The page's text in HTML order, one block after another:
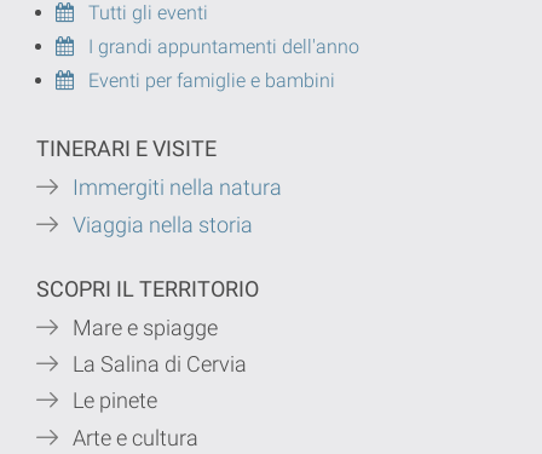
Tutti gli eventi
I grandi appuntamenti dell'anno
Eventi per famiglie e bambini
TINERARI E VISITE
Immergiti nella natura
Viaggia nella storia
SCOPRI IL TERRITORIO
Mare e spiagge
La Salina di Cervia
Le pinete
Arte e cultura